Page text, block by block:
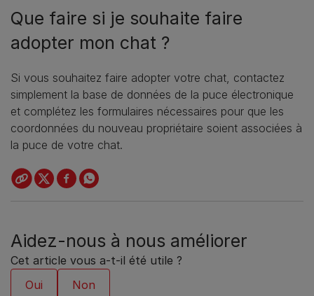
Que faire si je souhaite faire
adopter mon chat ?
Si vous souhaitez faire adopter votre chat, contactez
simplement la base de données de la puce électronique
et complétez les formulaires nécessaires pour que les
coordonnées du nouveau propriétaire soient associées à
la puce de votre chat.
Aidez-nous à nous améliorer
Cet article vous a-t-il été utile ?